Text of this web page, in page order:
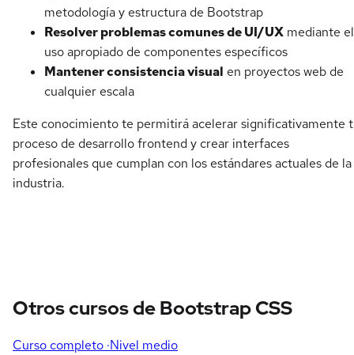
metodología y estructura de Bootstrap
Resolver problemas comunes de UI/UX mediante el
uso apropiado de componentes específicos
Mantener consistencia visual en proyectos web de
cualquier escala
Este conocimiento te permitirá acelerar significativamente
proceso de desarrollo frontend y crear interfaces
profesionales que cumplan con los estándares actuales de la
industria.
Otros cursos de Bootstrap CSS
Curso completo ·Nivel medio